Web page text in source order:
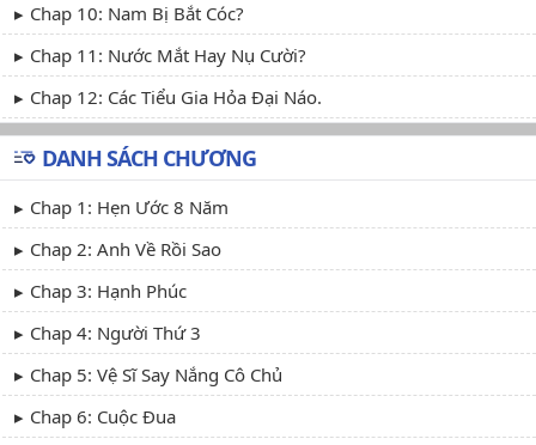
Chap 10: Nam Bị Bắt Cóc?
Chap 11: Nước Mắt Hay Nụ Cười?
Chap 12: Các Tiểu Gia Hỏa Đại Náo.
DANH SÁCH CHƯƠNG
Chap 1: Hẹn Ước 8 Năm
Chap 2: Anh Về Rồi Sao
Chap 3: Hạnh Phúc
Chap 4: Người Thứ 3
Chap 5: Vệ Sĩ Say Nắng Cô Chủ
Chap 6: Cuộc Đua